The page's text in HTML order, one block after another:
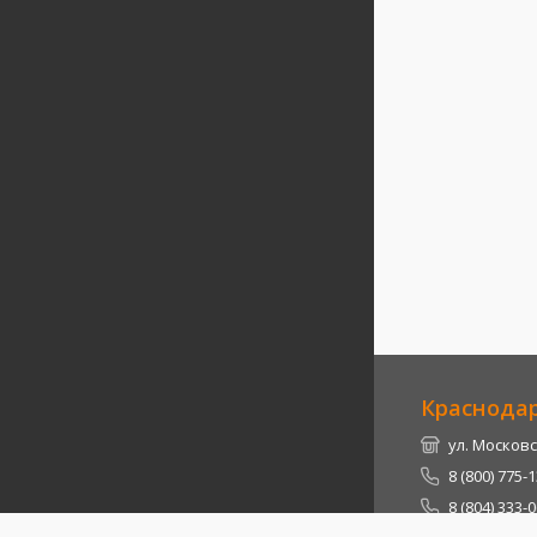
ул.
8 (800) 775-
8 (804) 333-